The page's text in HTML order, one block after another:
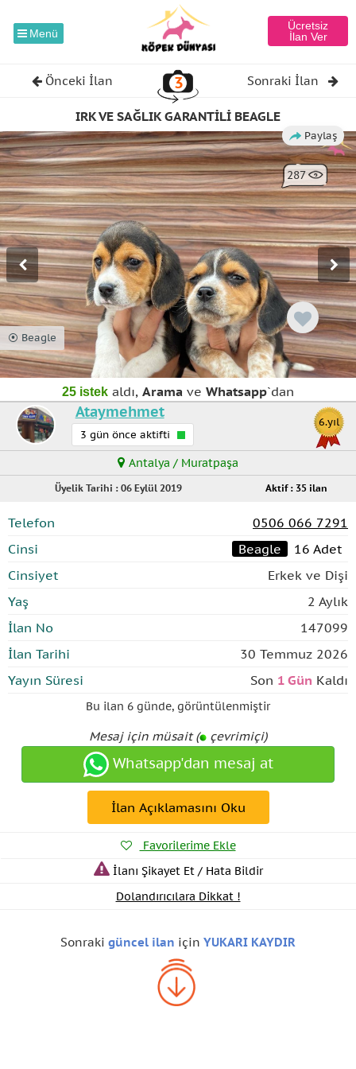
Menü
Ücretsiz
İlan Ver
Önceki İlan 3 Sonraki İlan
IRK VE SAĞLIK GARANTİLİ BEAGLE
Paylaş
287
⦿ Beagle
25 istek aldı, Arama ve Whatsapp`dan
6.yıl
Ataymehmet
3 gün önce aktifti
Antalya / Muratpaşa
Üyelik Tarihi : 06 Eylül 2019 Aktif : 35 ilan
Telefon
0506 066 7291
Cinsi
Beagle
16 Adet
Cinsiyet
Erkek ve Dişi
Yaş
2 Aylık
İlan No
147099
İlan Tarihi
30 Temmuz 2026
Yayın Süresi
Son 1 Gün Kaldı
Bu ilan 6 günde, görüntülenmiştir
Mesaj için müsait ( çevrimiçi)
Whatsapp'dan mesaj at
İlan Açıklamasını Oku
Favorilerime Ekle
İlanı Şikayet Et / Hata Bildir
Dolandırıcılara Dikkat !
Sonraki güncel ilan için YUKARI KAYDIR